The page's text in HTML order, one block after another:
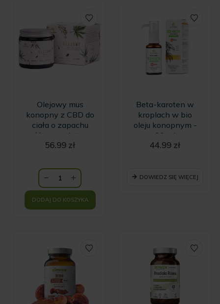
Olejowy mus
konopny z CBD do
ciała o zapachu
różowego lotosu
56.99 zł
DODAJ DO KOSZYKA
Beta-karoten w
kroplach w bio
oleju konopnym -
30 ml
44.99 zł
DOWIEDZ SIĘ WIĘCEJ